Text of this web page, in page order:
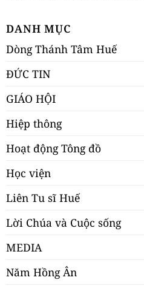
DANH MỤC
Dòng Thánh Tâm Huế
ĐỨC TIN
GIÁO HỘI
Hiệp thông
Hoạt động Tông đồ
Học viện
Liên Tu sĩ Huế
Lời Chúa và Cuộc sống
MEDIA
Năm Hồng Ân